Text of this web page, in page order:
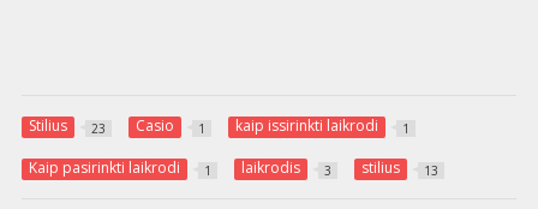
Stilius 23 Casio 1 kaip issirinkti laikrodi 1
Kaip pasirinkti laikrodi 1 laikrodis 3 stilius 13